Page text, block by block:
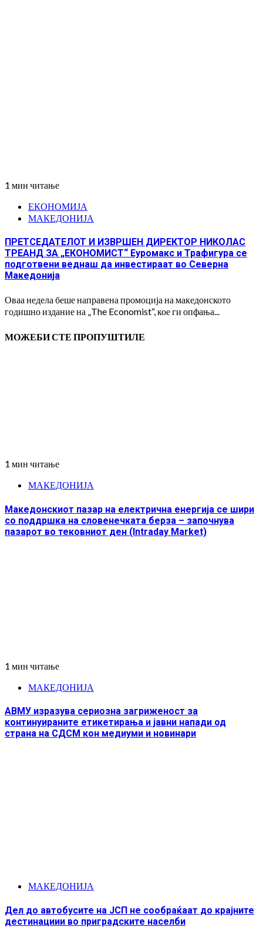
1 мин читање
ЕКОНОМИЈА
МАКЕДОНИЈА
ПРЕТСЕДАТЕЛОТ И ИЗВРШЕН ДИРЕКТОР НИКОЛАС
ТРЕАНД ЗА „ЕКОНОМИСТ“ Еуромакс и Трафигура се
подготвени веднаш да инвестираат во Северна
Македонија
Оваа недела беше направена промоција на македонското
годишно издание на „The Economist“, кое ги опфања...
МОЖЕБИ СТЕ ПРОПУШТИЛЕ
1 мин читање
МАКЕДОНИЈА
Македонскиот пазар на електрична енергија се шири
со поддршка на словенечката берза – започнува
пазарот во тековниот ден (Intraday Market)
1 мин читање
МАКЕДОНИЈА
АВМУ изразува сериозна загриженост за
континуираните етикетирања и јавни напади од
страна на СДСМ кон медиуми и новинари
МАКЕДОНИЈА
Дел до автобусите на ЈСП не сообраќаат до крајните
дестинациии во приградските населби